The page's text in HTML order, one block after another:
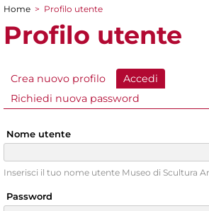
Tu sei qui
Home > Profilo utente
Profilo utente
Schede primarie
Crea nuovo profilo Accedi
Richiedi nuova password
Nome utente
Inserisci il tuo nome utente Museo di Scultura
Password